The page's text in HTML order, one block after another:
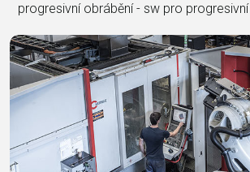
progresivní obrábění - sw pro